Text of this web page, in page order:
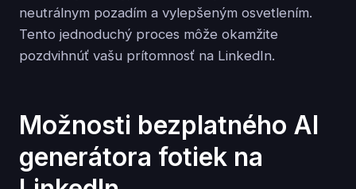
neutrálnym pozadím a vylepšeným osvetlením.
Tento jednoduchý proces môže okamžite
pozdvihnúť vašu prítomnosť na LinkedIn.
Možnosti bezplatného AI
generátora fotiek na